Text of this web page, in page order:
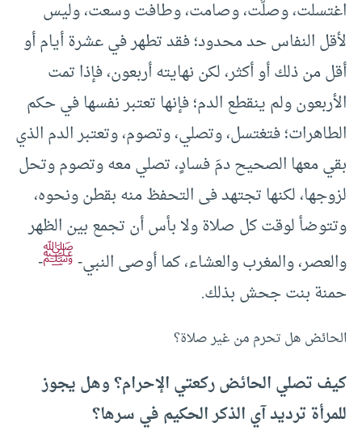
اغتسلت، وصلَّت، وصامت، وطافت وسعت، وليس
لأقل النفاس حد محدود؛ فقد تطهر في عشرة أيام أو
أقل من ذلك أو أكثر، لكن نهايته أربعون، فإذا تمت
الأربعون ولم ينقطع الدم؛ فإنها تعتبر نفسها في حكم
الطاهرات؛ فتغتسل، وتصلي، وتصوم، وتعتبر الدم الذي
بقي معها الصحيح دمَ فسادٍ، تصلي معه وتصوم وتحل
لزوجها، لكنها تجتهد فى التحفظ منه بقطن ونحوه،
وتتوضأ لوقت كل صلاة ولا بأس أن تجمع بين الظهر
والعصر، والمغرب والعشاء، كما أوصى النبي-ﷺ-
حمنة بنت جحش بذلك.
الحائض هل تحرم من غير صلاة؟
كيف تصلي الحائض ركعتي الإحرام؟ وهل يجوز
للمرأة ترديد آي الذكر الحكيم في سرها؟